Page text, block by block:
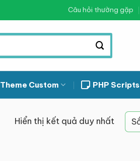
Câu hỏi thường gặp
Theme Custom PHP Scripts
Hiển thị kết quả duy nhất